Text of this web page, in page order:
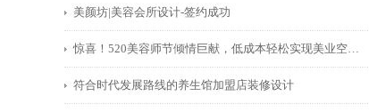
美颜坊|美容会所设计-签约成功
惊喜！520美容师节倾情巨献，低成本轻松实现美业空间设计
符合时代发展路线的养生馆加盟店装修设计